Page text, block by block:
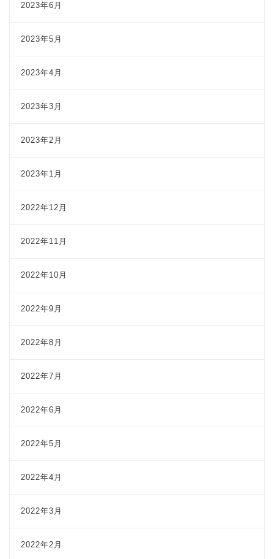
2023年6月
2023年5月
2023年4月
2023年3月
2023年2月
2023年1月
2022年12月
2022年11月
2022年10月
2022年9月
2022年8月
2022年7月
2022年6月
2022年5月
2022年4月
2022年3月
2022年2月